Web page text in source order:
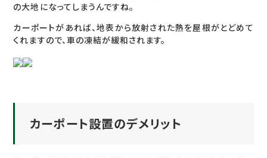
の大地になってしまうんですね。
カーポートがあれば、地表から放射された熱を屋根がとどめて
くれますので、車の凍結が緩和されます。
カーポート設置のデメリット